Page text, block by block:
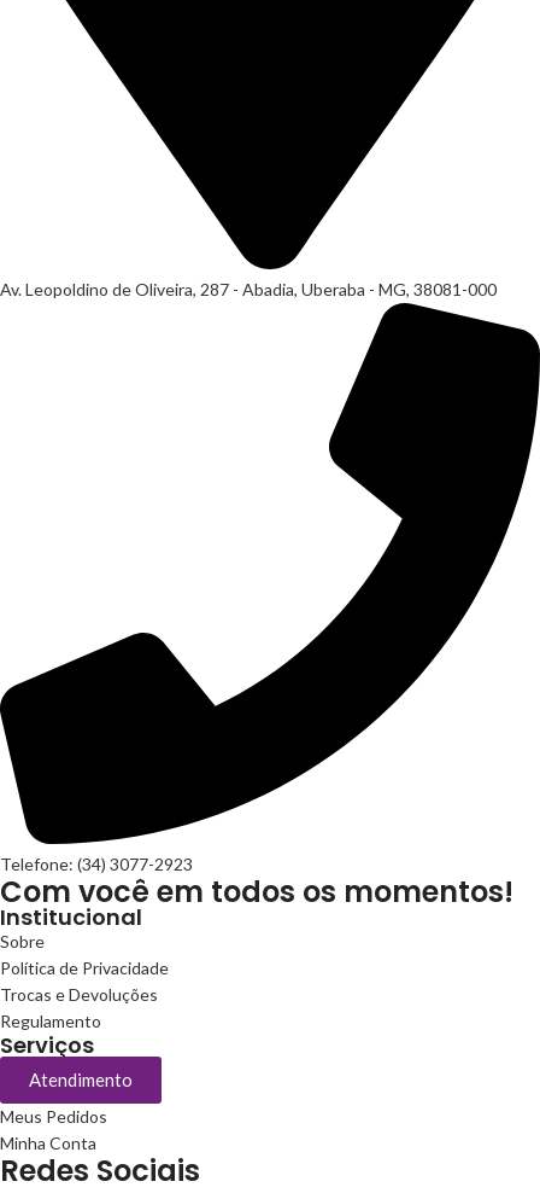
Av. Leopoldino de Oliveira, 287 - Abadia, Uberaba - MG, 38081-000
Telefone: (34) 3077-2923
Com você em todos os momentos!
Institucional
Sobre
Política de Privacidade
Trocas e Devoluções
Regulamento
Serviços
Atendimento
Meus Pedidos
Minha Conta
Redes Sociais